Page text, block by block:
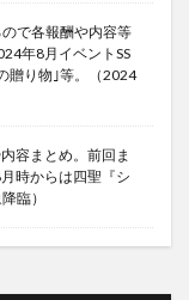
で各報酬や内容等
年8月イベントSS
贈り物｣等。（2024
容まとめ。前回ま
時からは四聖『シ
臨）